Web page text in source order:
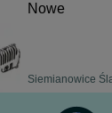
Nowe
Siemianowice